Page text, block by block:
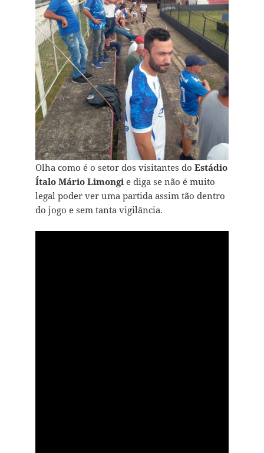
Olha como é o setor dos visitantes do Estádio
Ítalo Mário Limongie diga se não é muito
legal poder ver uma partida assim tão dentro
do jogo e sem tanta vigilância.